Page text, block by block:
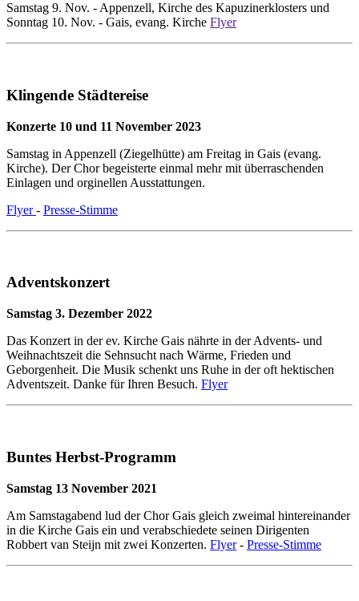
Samstag 9. Nov. - Appenzell, Kirche des Kapuzinerklosters und
Sonntag 10. Nov. - Gais, evang. Kirche Flyer
Klingende Städtereise
Konzerte 10 und 11 November 2023
Samstag in Appenzell (Ziegelhütte) am Freitag in Gais (evang.
Kirche). Der Chor begeisterte einmal mehr mit überraschenden
Einlagen und orginellen Ausstattungen.
Flyer- Presse-Stimme
Adventskonzert
Samstag 3. Dezember 2022
Das Konzert in der ev. Kirche Gais nährte in der Advents- und
Weihnachtszeit die Sehnsucht nach Wärme, Frieden und
Geborgenheit. Die Musik schenkt uns Ruhe in der oft hektischen
Adventszeit. Danke für Ihren Besuch. Flyer
Buntes Herbst-Programm
Samstag 13 November 2021
Am Samstagabend lud der Chor Gais gleich zweimal hintereinander
in die Kirche Gais ein und verabschiedete seinen Dirigenten
Robbert van Steijn mit zwei Konzerten. Flyer- Presse-Stimme